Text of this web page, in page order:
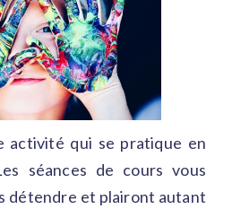
activité qui se pratique en
séances de cours vous
détendre et plairont autant